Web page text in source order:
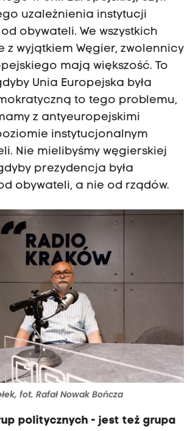
uzależnienia instytucji
obywateli. We wszystkich
z wyjątkiem Węgier, zwolennicy
mają większość. To
Unia Europejska była
to tego problemu,
z antyeuropejskimi
instytucjonalnym
Nie mielibyśmy węgierskiej
prezydencja była
obywateli, a nie od rządów.
fot. Rafał Nowak Bończa
politycznych - jest też grupa